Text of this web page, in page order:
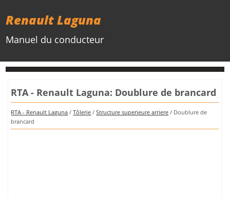
Renault Laguna
Manuel du conducteur
RTA - Renault Laguna: Doublure de brancard
RTA - Renault Laguna /Tôlerie /Structure superieure arriere / Doublure de
brancard